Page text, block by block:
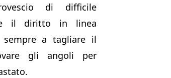
di difficile
e il diritto in linea
sempre a tagliare il
gli angoli per